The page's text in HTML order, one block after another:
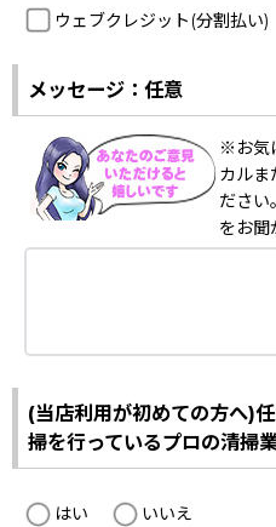
ウェブクレジット(分割払い)
メッセージ：任意
※お気
カルま
ださい
をお聞
(当店利用が初めての方へ)
掃を行っているプロの清掃
はい いいえ